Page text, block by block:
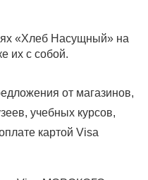
«Хлеб Насущный» на
их с собой.
от магазинов,
учебных курсов,
картой Visa